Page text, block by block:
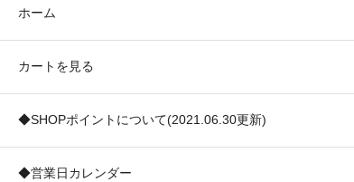
ホーム
カートを見る
◆SHOPポイントについて(2021.06.30更新)
◆営業日カレンダー